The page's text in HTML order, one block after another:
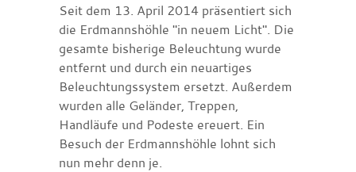
Seit dem 13. April 2014 präsentiert sich
die Erdmannshöhle "in neuem Licht". Die
gesamte bisherige Beleuchtung wurde
entfernt und durch ein neuartiges
Beleuchtungssystem ersetzt. Außerdem
wurden alle Geländer, Treppen,
Handläufe und Podeste ereuert. Ein
Besuch der Erdmannshöhle lohnt sich
nun mehr denn je.